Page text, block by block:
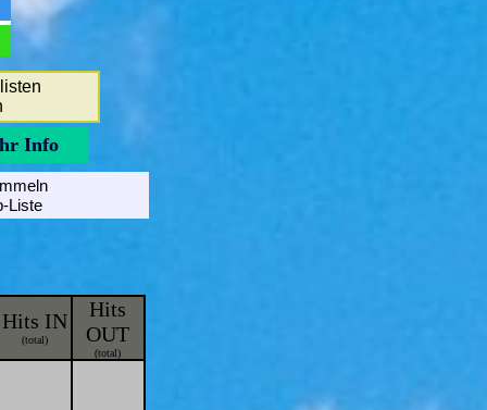
Info
Liste
Hits IN
(total)
Hits
OUT
(total)